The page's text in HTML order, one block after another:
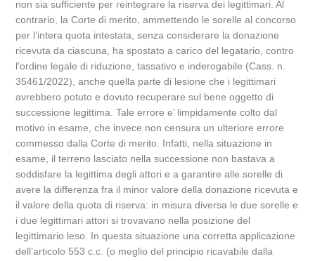
non sia sufficiente per reintegrare la riserva dei legittimari. Al
contrario, la Corte di merito, ammettendo le sorelle al concorso
per l’intera quota intestata, senza considerare la donazione
ricevuta da ciascuna, ha spostato a carico del legatario, contro
l’ordine legale di riduzione, tassativo e inderogabile (Cass. n.
35461/2022), anche quella parte di lesione che i legittimari
avrebbero potuto e dovuto recuperare sul bene oggetto di
successione legittima. Tale errore e’ limpidamente colto dal
motivo in esame, che invece non censura un ulteriore errore
commesso dalla Corte di merito. Infatti, nella situazione in
esame, il terreno lasciato nella successione non bastava a
soddisfare la legittima degli attori e a garantire alle sorelle di
avere la differenza fra il minor valore della donazione ricevuta e
il valore della quota di riserva: in misura diversa le due sorelle e
i due legittimari attori si trovavano nella posizione del
legittimario leso. In questa situazione una corretta applicazione
dell’articolo 553 c.c. (o meglio del principio ricavabile dalla